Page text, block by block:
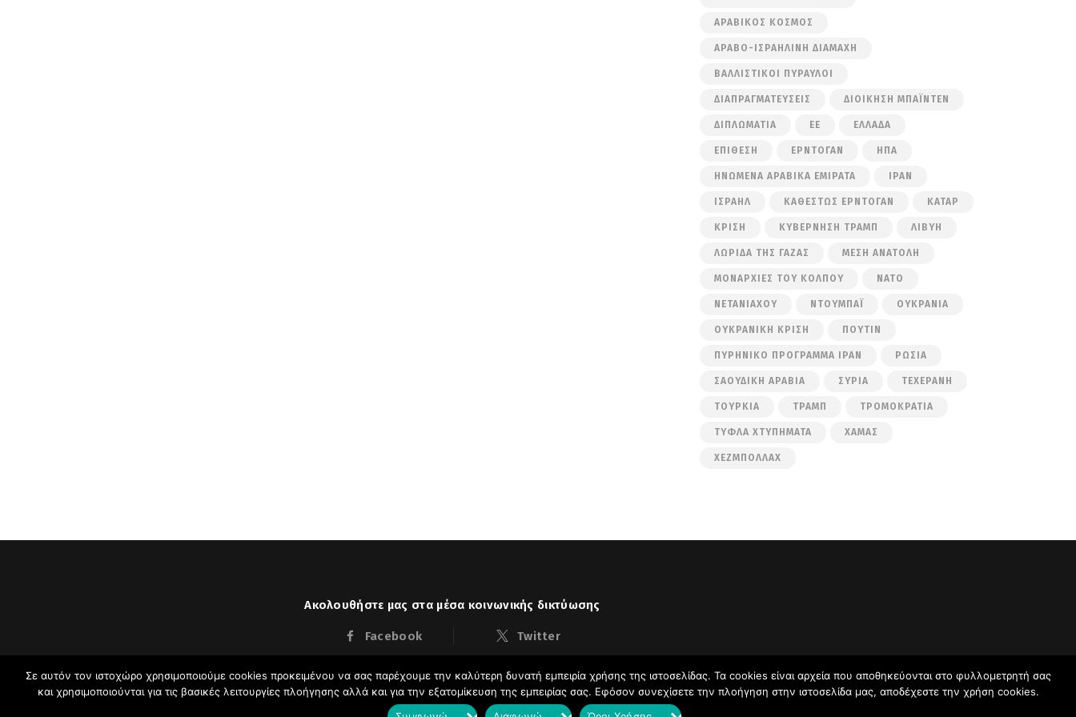
ΑΡΑΒΙΚΌΣ ΚΌΣΜΟΣ
ΑΡΑΒΟ-ΙΣΡΑΗΛΙΝΉ ΔΙΑΜΆΧΗ
ΒΑΛΛΙΣΤΙΚΟΊ ΠΎΡΑΥΛΟΙ
ΔΙΑΠΡΑΓΜΑΤΕΎΣΕΙΣ ΔΙΟΊΚΗΣΗ ΜΠΆΙΝΤΕΝ
ΔΙΠΛΩΜΑΤΊΑ ΕΕ ΕΛΛΆΔΑ
ΕΠΊΘΕΣΗ ΕΡΝΤΟΓΆΝ ΗΠΑ
ΗΝΩΜΈΝΑ ΑΡΑΒΙΚΆ ΕΜΙΡΆΤΑ ΙΡΆΝ
ΙΣΡΑΉΛ ΚΑΘΕΣΤΏΣ ΕΡΝΤΟΓΆΝ ΚΑΤΆΡ
ΚΡΊΣΗ ΚΥΒΈΡΝΗΣΗ ΤΡΑΜΠ ΛΙΒΎΗ
ΛΩΡΊΔΑ ΤΗΣ ΓΆΖΑΣ ΜΈΣΗ ΑΝΑΤΟΛΉ
ΜΟΝΑΡΧΊΕΣ ΤΟΥ ΚΌΛΠΟΥ ΝΑΤΟ
ΝΕΤΑΝΙΆΧΟΥ ΝΤΟΥΜΠΆΙ ΟΥΚΡΑΝΊΑ
ΟΥΚΡΑΝΙΚΉ ΚΡΊΣΗ ΠΟΎΤΙΝ
ΠΥΡΗΝΙΚΌ ΠΡΌΓΡΑΜΜΑ ΙΡΆΝ ΡΩΣΊΑ
ΣΑΟΥΔΙΚΉ ΑΡΑΒΊΑ ΣΥΡΊΑ ΤΕΧΕΡΆΝΗ
ΤΟΥΡΚΊΑ ΤΡΑΜΠ ΤΡΟΜΟΚΡΑΤΊΑ
ΤΥΦΛΆ ΧΤΥΠΉΜΑΤΑ ΧΑΜΆΣ
ΧΕΖΜΠΟΛΛΆΧ
Ακολουθήστε μας στα μέσα κοινωνικής δικτύωσης
Facebook Twitter
Σπύρος ΠλακούδαςΙστολόγιο © 2026. All Rights Reserved.
Σε αυτόν τον ιστοχώρο χρησιμοποιούμε cookies προκειμένου να σας παρέχουμε την καλύτερη δυνατή εμπειρία χρήσης της ιστοσελίδας. Τα cookies είναι αρχεία που αποθηκεύονται στο φυλλομετρητή σας
και χρησιμοποιούνται για τις βασικές λειτουργίες πλοήγησης αλλά και για την εξατομίκευση της εμπειρίας σας. Εφόσον συνεχίσετε την πλοήγηση στην ιστοσελίδα μας, αποδέχεστε την χρήση cookies.